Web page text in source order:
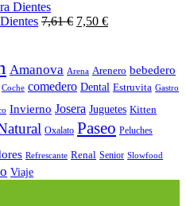
7,61€ 7,50 €
Amanova Arena Arenero bebedero
Coche comedero Dental Estruvita Gastro
Invierno Josera Juguetes Kitten
Oxalato Paseo Peluches
Refrescante Renal Senior Slowfood
Viaje